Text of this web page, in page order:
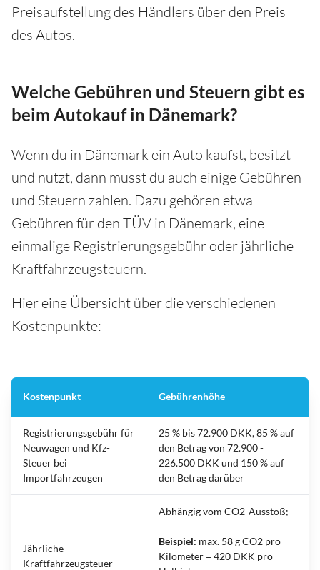
Preisaufstellung des Händlers über den Preis
des Autos.
Welche Gebühren und Steuern gibt es
beim Autokauf in Dänemark?
Wenn du in Dänemark ein Auto kaufst, besitzt
und nutzt, dann musst du auch einige Gebühren
und Steuern zahlen. Dazu gehören etwa
Gebühren für den TÜV in Dänemark, eine
einmalige Registrierungsgebühr oder jährliche
Kraftfahrzeugsteuern.
Hier eine Übersicht über die verschiedenen
Kostenpunkte:
Kostenpunkt Gebührenhöhe
Registrierungsgebühr für
Neuwagen und Kfz-
Steuer bei
Importfahrzeugen
25 % bis 72.900 DKK, 85 % auf
den Betrag von 72.900 -
226.500 DKK und 150 % auf
den Betrag darüber
Jährliche
Kraftfahrzeugsteuer
Abhängig vom CO2-Ausstoß;
Beispiel: max. 58 g CO2 pro
Kilometer = 420 DKK pro